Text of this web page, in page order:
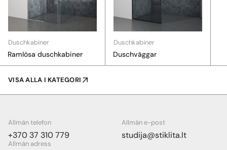
Duschkabiner
Ramlösa duschkabiner
Duschkabiner
Duschväggar
VISA ALLA I KATEGORI
Allmän telefon
+370 37 310 779
Allmän e-post
studija@stiklita.lt
Allmän adress